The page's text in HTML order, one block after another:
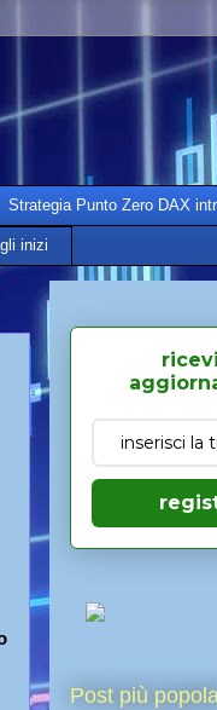
Strategia Punto Zero DAX
inizi
Post più